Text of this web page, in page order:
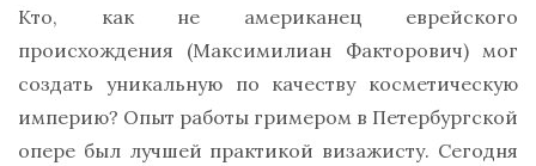
Кто, как не американец еврейского
происхождения (Максимилиан Факторович) мог
создать уникальную по качеству косметическую
империю? Опыт работы гримером в Петербургской
опере был лучшей практикой визажисту. Сегодня